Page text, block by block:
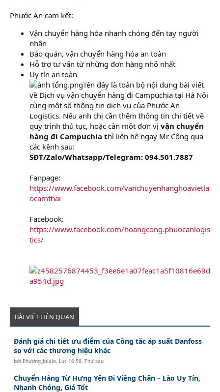
Phước An cam kết:
Vận chuyển hàng hóa nhanh chóng đến tay người
nhận
Bảo quản, vận chuyển hàng hóa an toàn
Hỗ trợ tư vấn từ những đơn hàng nhỏ nhất
Uy tín an toàn
Tên đây là toàn bộ nội dung bài viết
về Dịch vụ vận chuyển hàng đi Campuchia tại Hà Nội
cùng một số thông tin dịch vụ của Phước An
Logistics. Nếu anh chị cần thêm thông tin chi tiết về
quy trình thủ tục, hoặc cần một đơn vị vận chuyển
hàng đi Campuchia thì liên hệ ngay Mr Công qua
các kênh sau:
SĐT/Zalo/Whatsapp/Telegram: 094.501.7887
Fanpage:
https://www.facebook.com/vanchuyenhanghoavietla
ocamthai
Facebook:
https://www.facebook.com/hoangcong.phuocanlogis
tics/
BÀI VIẾT LIÊN QUAN
Đánh giá chi tiết ưu điểm của Công tắc áp suất Danfoss
so với các thương hiệu khác
bởi Phương_bilalo, Lúc 16:58, Thứ sáu
Chuyển Hàng Từ Hưng Yên Đi Viêng Chăn – Lào Uy Tín,
Nhanh Chóng, Giá Tốt